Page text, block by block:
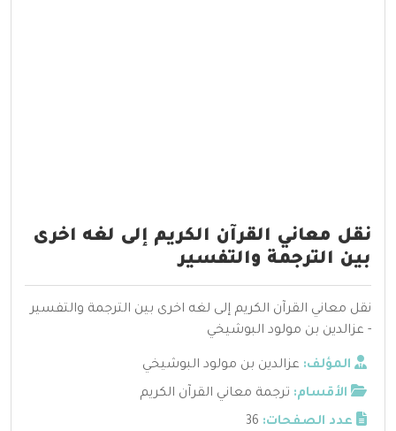
نقل معاني القرآن الكريم إلى لغه اخرى
بين الترجمة والتفسير
نقل معاني القرآن الكريم إلى لغه اخرى بين الترجمة والتفسير
- عزالدين بن مولود البوشيخي
المؤلف: عزالدين بن مولود البوشيخي
الأقسام: ترجمة معاني القرآن الكريم
عدد الصفحات: 36